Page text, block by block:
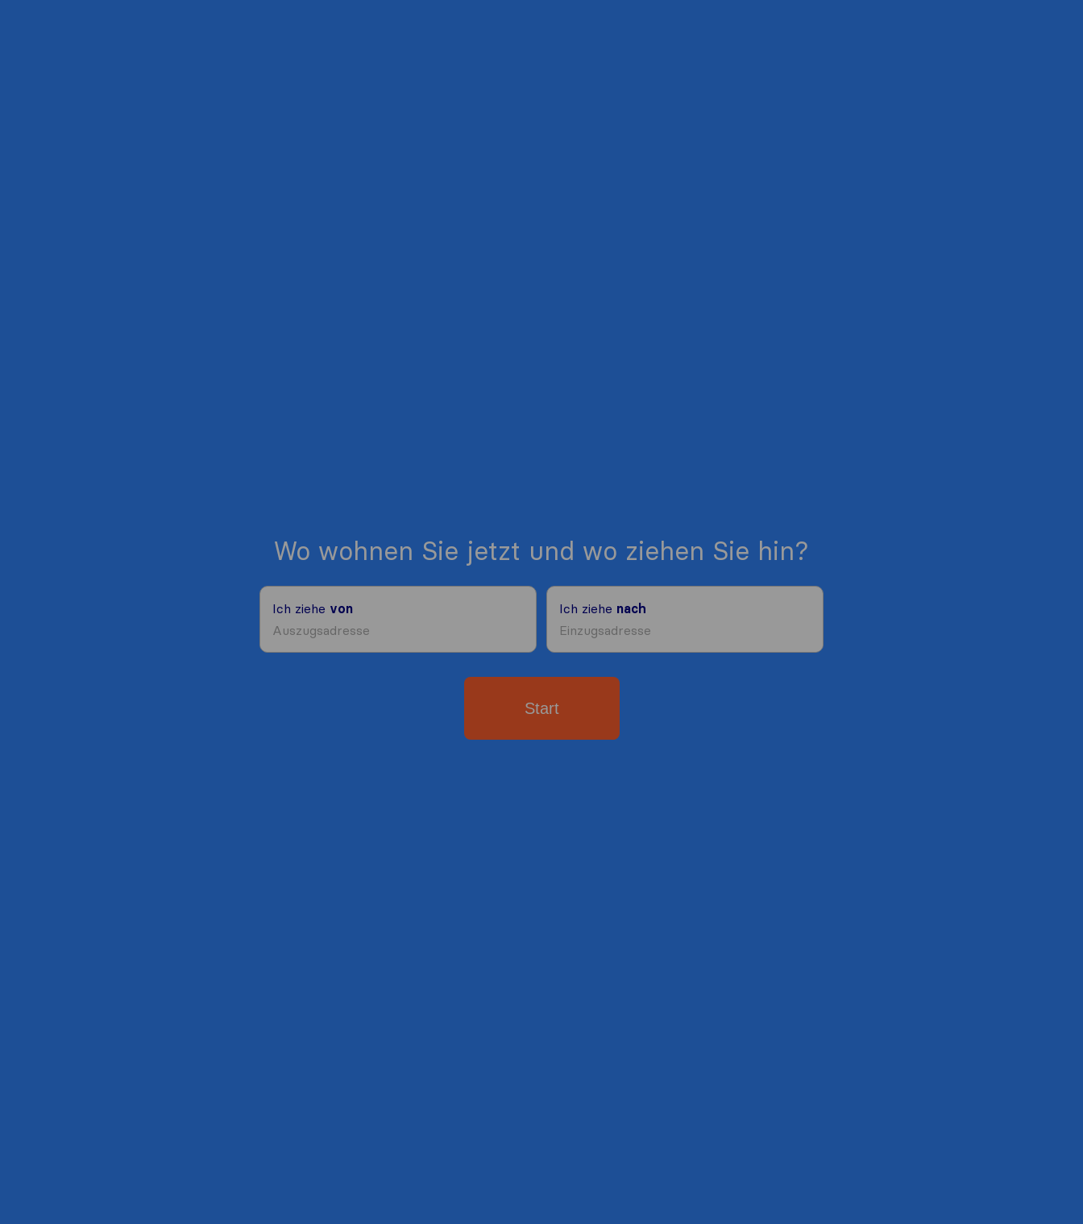
Wo wohnen Sie jetzt und wo ziehen Sie hin?
Ich ziehe von Ich ziehe nach
Start